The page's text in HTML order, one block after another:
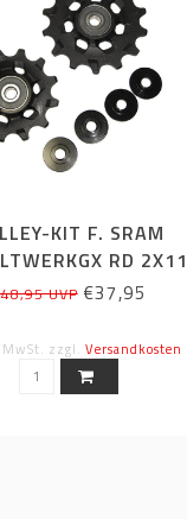
KIT F. SRAM
RD 2X11
UVP€37,95
zzgl. Versandkosten